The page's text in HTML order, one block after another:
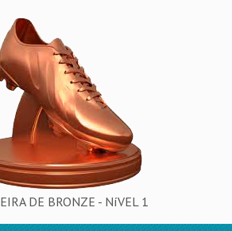
DE BRONZE - NíVEL 1